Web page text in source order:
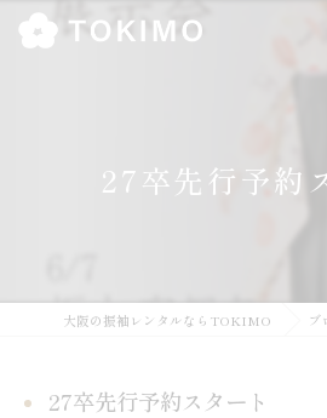
27卒先行予約
大阪の振袖レンタルならTOKIMO ブ
27卒先行予約スタート